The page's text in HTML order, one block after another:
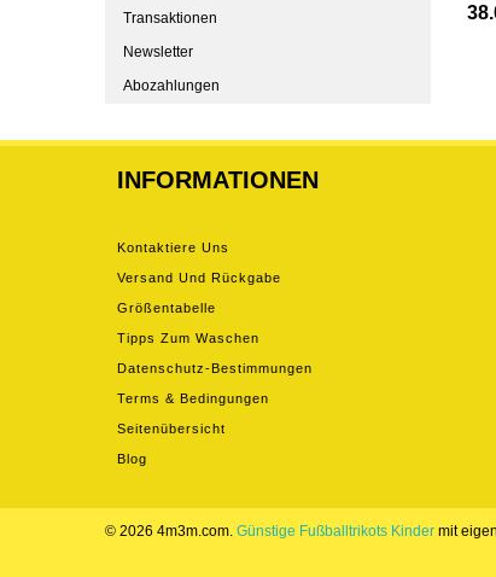
Transaktionen
Newsletter
Abozahlungen
INFORMATIONEN
Kontaktiere Uns
Versand Und Rückgabe
Größentabelle
Tipps Zum Waschen
Datenschutz-Bestimmungen
Terms & Bedingungen
Seitenübersicht
Blog
© 2026 4m3m.com. Günstige Fußballtrikots Kinder mit